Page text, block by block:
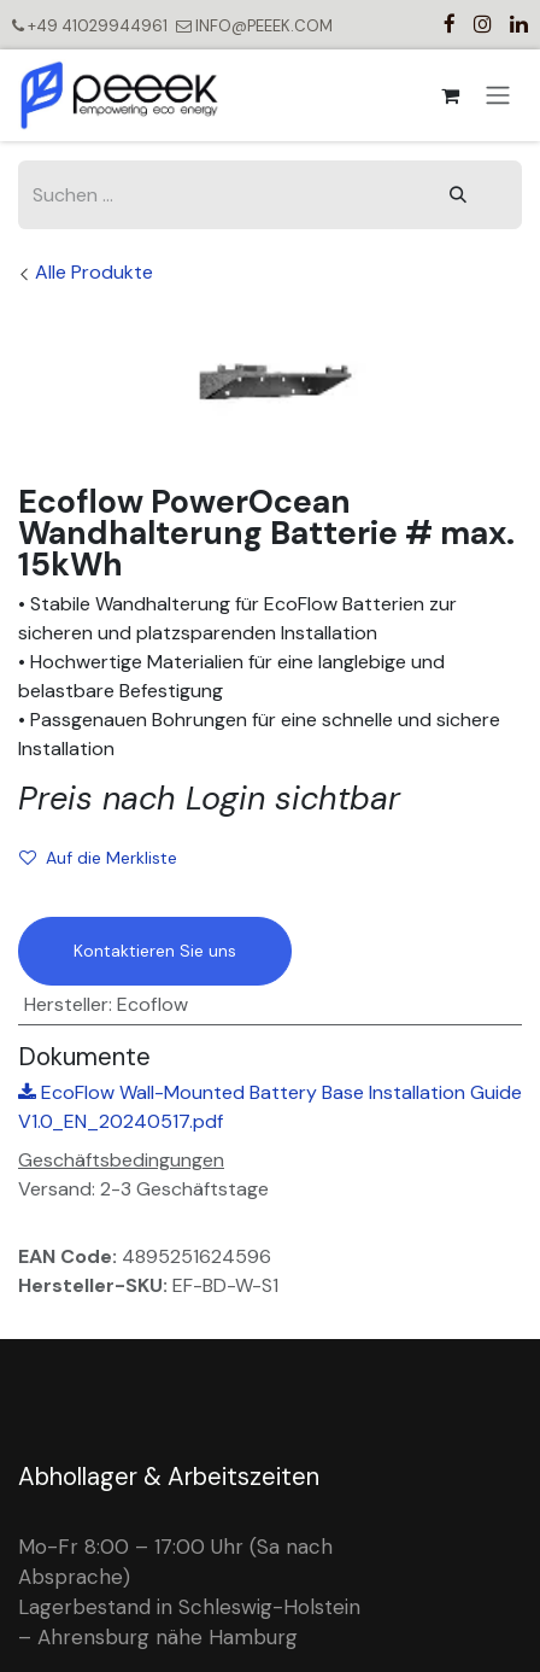
+49 41029944961 INFO@PEEEK.COM
Alle Produkte
Ecoflow PowerOcean
Wandhalterung Batterie # max.
15kWh
• Stabile Wandhalterung für EcoFlow Batterien zur
sicheren und platzsparenden Installation
• Hochwertige Materialien für eine langlebige und
belastbare Befestigung
• Passgenauen Bohrungen für eine schnelle und sichere
Installation
Preis nach Login sichtbar
Auf die Merkliste
Kontaktieren Sie uns
Hersteller: Ecoflow
Dokumente
EcoFlow Wall-Mounted Battery Base Installation Guide
V1.0_EN_20240517.pdf
Geschäftsbedingungen
Versand: 2-3 Geschäftstage
EAN Code: 4895251624596
Hersteller-SKU: EF-BD-W-S1
Abhollager & Arbeitszeiten
Mo-Fr 8:00 – 17:00 Uhr (Sa nach
Absprache)
Lagerbestand in Schleswig-Holstein
– Ahrensburg nähe Hamburg